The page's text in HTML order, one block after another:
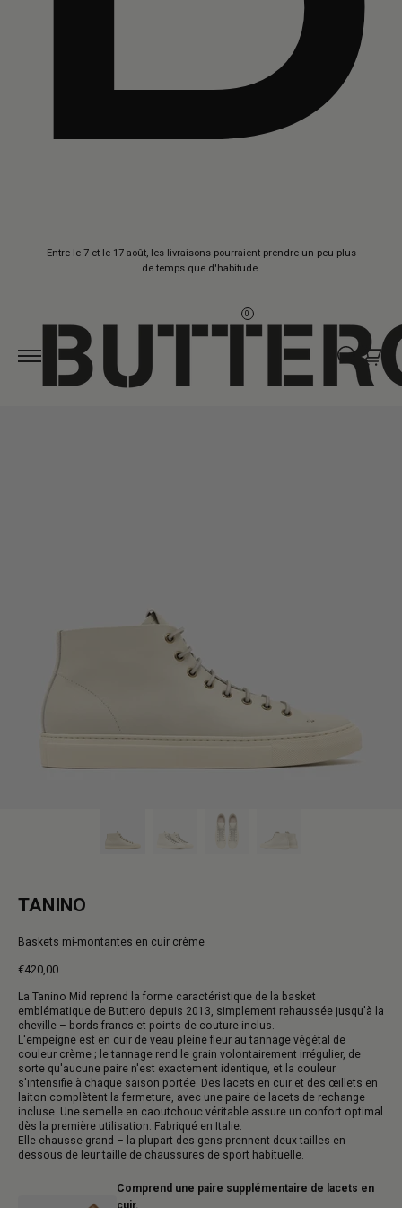
Entre le 7 et le 17 août, les livraisons pourraient prendre un peu plus
de temps que d'habitude.
0
TANINO
Baskets mi-montantes en cuir crème
€420,00
normal
La Tanino Mid reprend la forme caractéristique de la basket
emblématique de Buttero depuis 2013, simplement rehaussée jusqu'à la
cheville – bords francs et points de couture inclus.
L'empeigne est en cuir de veau pleine fleur au tannage végétal de
couleur crème ; le tannage rend le grain volontairement irrégulier, de
sorte qu'aucune paire n'est exactement identique, et la couleur
s'intensifie à chaque saison portée. Des lacets en cuir et des œillets en
laiton complètent la fermeture, avec une paire de lacets de rechange
incluse. Une semelle en caoutchouc véritable assure un confort optimal
dès la première utilisation. Fabriqué en Italie.
Elle chausse grand – la plupart des gens prennent deux tailles en
dessous de leur taille de chaussures de sport habituelle.
Comprend une paire supplémentaire de lacets en
cuir.